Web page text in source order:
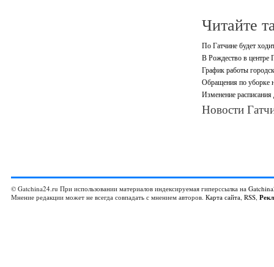
Читайте
По Гатчине будет
В Рождество в центре
График работы
Обращения по уборке
Изменение
Новости
© Gatchina24.ru При использовании материалов индексируемая гиперссылка на
Мнение редакции может не всегда совпадать с мнением авторов. Карта сайта, RSS,